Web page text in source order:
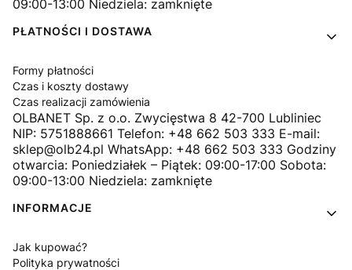
09:00-13:00 Niedziela: zamknięte
PŁATNOŚCI I DOSTAWA
Formy płatności
Czas i koszty dostawy
Czas realizacji zamówienia
OLBANET Sp. z o.o. Zwycięstwa 8 42-700 Lubliniec
NIP: 5751888661 Telefon: +48 662 503 333 E-mail:
sklep@olb24.pl WhatsApp: +48 662 503 333 Godziny
otwarcia: Poniedziałek – Piątek: 09:00-17:00 Sobota:
09:00-13:00 Niedziela: zamknięte
INFORMACJE
Jak kupować?
Polityka prywatności